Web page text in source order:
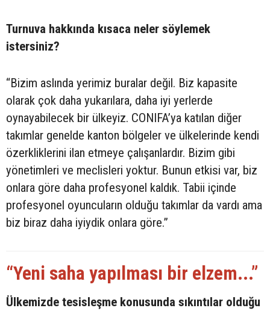
Turnuva hakkında kısaca neler söylemek
istersiniz?
“Bizim aslında yerimiz buralar değil. Biz kapasite
olarak çok daha yukarılara, daha iyi yerlerde
oynayabilecek bir ülkeyiz. CONIFA’ya katılan diğer
takımlar genelde kanton bölgeler ve ülkelerinde kendi
özerkliklerini ilan etmeye çalışanlardır. Bizim gibi
yönetimleri ve meclisleri yoktur. Bunun etkisi var, biz
onlara göre daha profesyonel kaldık. Tabii içinde
profesyonel oyuncuların olduğu takımlar da vardı ama
biz biraz daha iyiydik onlara göre.”
“Yeni saha yapılması bir elzem...”
Ülkemizde tesisleşme konusunda sıkıntılar olduğu